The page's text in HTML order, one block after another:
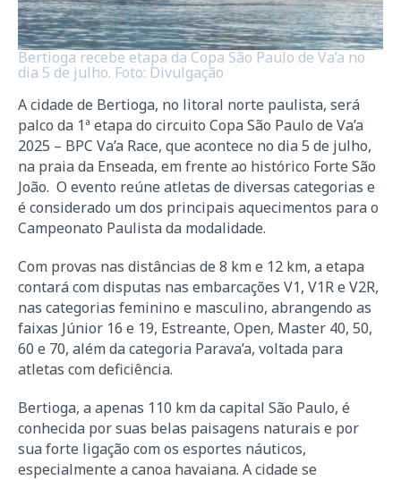
Bertioga recebe etapa da Copa São Paulo de Va’a no
dia 5 de julho. Foto: Divulgação
A cidade de Bertioga, no litoral norte paulista, será
palco da 1ª etapa do circuito Copa São Paulo de Va’a
2025 – BPC Va’a Race, que acontece no dia 5 de julho,
na praia da Enseada, em frente ao histórico Forte São
João. O evento reúne atletas de diversas categorias e
é considerado um dos principais aquecimentos para o
Campeonato Paulista da modalidade.
Com provas nas distâncias de 8 km e 12 km, a etapa
contará com disputas nas embarcações V1, V1R e V2R,
nas categorias feminino e masculino, abrangendo as
faixas Júnior 16 e 19, Estreante, Open, Master 40, 50,
60 e 70, além da categoria Parava’a, voltada para
atletas com deficiência.
Bertioga, a apenas 110 km da capital São Paulo, é
conhecida por suas belas paisagens naturais e por
sua forte ligação com os esportes náuticos,
especialmente a canoa havaiana. A cidade se